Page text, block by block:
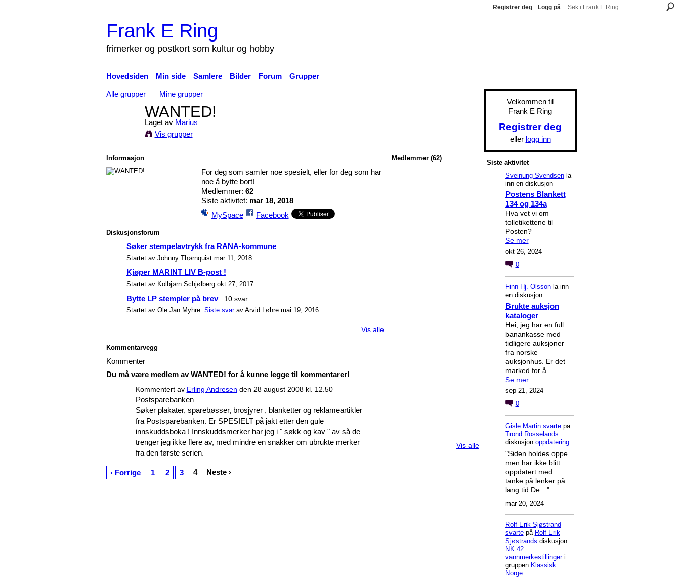
Registrer deg Logg på
Frank E Ring
frimerker og postkort som kultur og hobby
Hovedsiden Min side Samlere Bilder Forum Grupper
Alle grupper Mine grupper
WANTED!
Laget av Marius
Vis grupper
Informasjon
For deg som samler noe spesielt, eller for deg som har
noe å bytte bort!
Medlemmer: 62
Siste aktivitet: mar 18, 2018
MySpace
Facebook
Diskusjonsforum
Søker stempelavtrykk fra RANA-kommune
Startet av Johnny Thørnquist mar 11, 2018.
Kjøper MARINT LIV B-post !
Startet av Kolbjørn Schjølberg okt 27, 2017.
Bytte LP stempler på brev 10 svar
Startet av Ole Jan Myhre. Siste svarav Arvid Løhre mai 19, 2016.
Vis alle
Kommentarvegg
Kommenter
Du må være medlem av WANTED! for å kunne legge til kommentarer!
Kommentert av Erling Andresen den 28 august 2008 kl. 12.50
Postsparebanken
Søker plakater, sparebøsser, brosjyrer , blanketter og reklameartikler
fra Postsparebanken. Er SPESIELT på jakt etter den gule
innskuddsboka ! Innskuddsmerker har jeg i " søkk og kav " av så de
trenger jeg ikke flere av, med mindre en snakker om ubrukte merker
fra den første serien.
‹ Forrige 1 2 3 4 Neste ›
Medlemmer (62)
Vis alle
Velkommen til
Frank E Ring
Registrer deg
eller logg inn
Siste aktivitet
Sveinung Svendsenla
inn en diskusjon
Postens Blankett
134 og 134a
Hva vet vi om
tolletikettene til
Posten?
Se mer
okt 26, 2024
0
Finn Hj. Olssonla inn
en diskusjon
Brukte auksjon
kataloger
Hei, jeg har en full
banankasse med
tidligere auksjoner
fra norske
auksjonhus. Er det
marked for å…
Se mer
sep 21, 2024
0
Gisle Martin svartepå
Trond Rosselands
diskusjon oppdatering
"Siden holdes oppe
men har ikke blitt
oppdatert med
tanke på lenker på
lang tid.De…"
mar 20, 2024
Rolf Erik Sjøstrand
svartepå Rolf Erik
Sjøstrands diskusjon
NK 42
vannmerkestillingeri
gruppen Klassisk
Norge